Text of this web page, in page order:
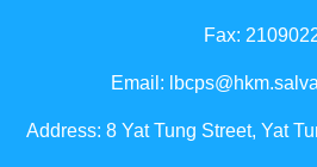
Fax:
Email:
Address: 8 Yat Tung Street, Yat